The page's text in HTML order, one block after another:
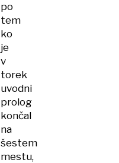
po
tem
ko
je
v
torek
uvodni
prolog
končal
na
šestem
mestu,